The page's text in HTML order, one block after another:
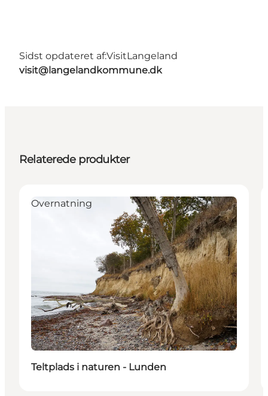
Sidst opdateret af:VisitLangeland
visit@langelandkommune.dk
Relaterede produkter
Overnatning
Teltplads i naturen - Lunden